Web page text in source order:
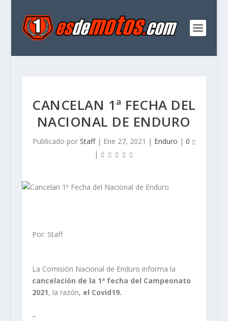
CANCELAN 1ª FECHA DEL
NACIONAL DE ENDURO
Publicado por Staff| Ene 27, 2021 | Enduro | 0
|
Por: Staff
La Comisión Nacional de Enduro informa la
cancelación de la 1ª fecha del Campeonato
2021, la razón, el Covid19.
–